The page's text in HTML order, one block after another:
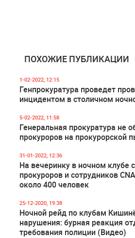
ПОХОЖИЕ ПУБЛИКАЦИИ
1-02-2022, 12:15
Генпрокуратура проведет
инцидентом в столичном
5-02-2022, 11:58
Генеральная прокуратура не
прокуроров на прокурорской
31-01-2022, 12:36
На вечеринку в ночном клубе
прокуроров и сотрудников
около 400 человек
25-12-2020, 19:38
Ночной рейд по клубам
нарушения: бурная реакция
требования полиции (Видео)